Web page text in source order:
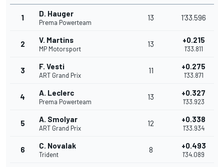
1 D. Hauger
Prema Powerteam
13 1'33.596
2 V. Martins
MP Motorsport
13 +0.215
1'33.811
3 F. Vesti
ART Grand Prix
11 +0.275
1'33.871
4 A. Leclerc
Prema Powerteam
13 +0.327
1'33.923
5 A. Smolyar
ART Grand Prix
12 +0.338
1'33.934
6 C. Novalak
Trident
8 +0.493
1'34.089